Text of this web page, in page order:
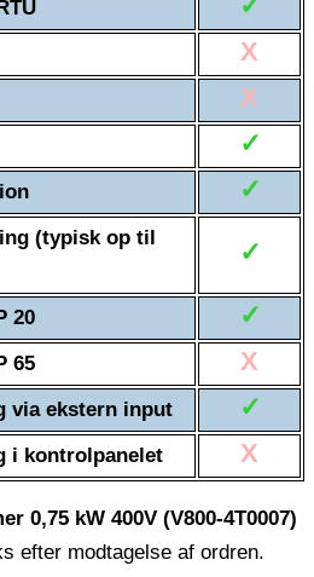
X
X
✓
✓
(typisk op til
✓
20 ✓
65 X
via ekstern input ✓
i kontrolpanelet X
0,75 kW 400V (V800-4T0007)
efter modtagelse af ordren.